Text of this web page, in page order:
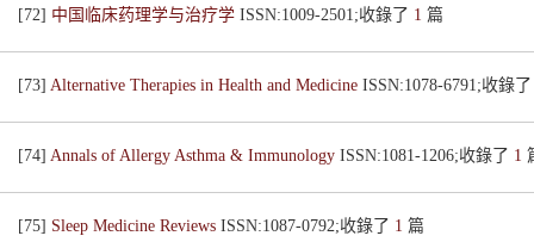
[72] 中国临床药理学与治疗学 ISSN:1009-2501;收錄了 1 篇
[73] Alternative Therapies in Health and Medicine ISSN:1078-6791;收錄
[74] Annals of Allergy Asthma & Immunology ISSN:1081-1206;收錄了 1
[75] Sleep Medicine Reviews ISSN:1087-0792;收錄了 1 篇